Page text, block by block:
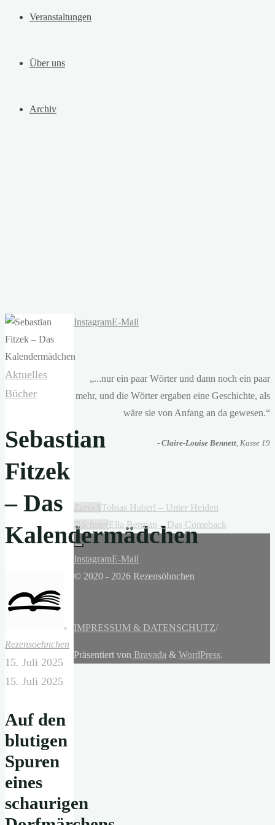
Veranstaltungen
Über uns
Archiv
Aktuelles
Bücher
Sebastian
Fitzek
– Das
Kalendermädchen
Rezensoehnchen
15. Juli 2025
15. Juli 2025
Auf den
blutigen
Spuren
eines
schaurigen
InstagramE-Mail
„...nur ein paar Wörter und dann noch ein paar
mehr, und die Wörter ergaben eine Geschichte, als
wäre sie von Anfang an da gewesen.“
- Claire-Louise Bennett, Kasse 19
ZurückTobias Haberl – Unter Heiden
NächsterElla Berman – Das Comeback
InstagramE-Mail
© 2020 - 2026 Rezensöhnchen
IMPRESSUM & DATENSCHUTZ/
Präsentiert von Bravada & WordPress.